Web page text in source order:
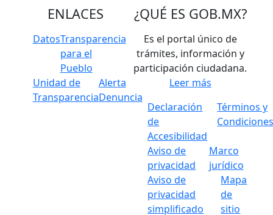
ENLACES
DatosTransparencia
para el
Pueblo
Unidad de
Transparencia
Alerta
Denuncia
¿QUÉ ES GOB.MX?
Es el portal único de
trámites, información y
participación ciudadana.
Leer más
Declaración
de
Accesibilidad
Términos y
Aviso de
privacidad
Marco
jurídico
Aviso de
privacidad
simplificado
Mapa
de
sitio